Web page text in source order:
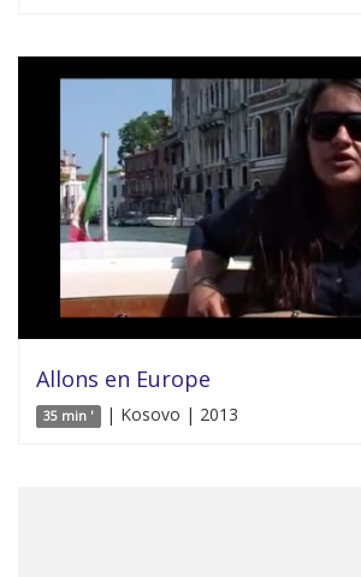
Allons en Europe
35 min ' | Kosovo | 2013